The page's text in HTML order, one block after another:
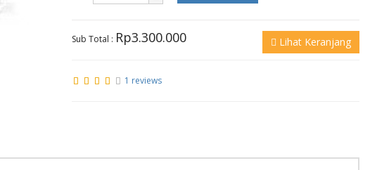
Sub Total : Rp3.300.000 Lihat Keranjang
1 reviews